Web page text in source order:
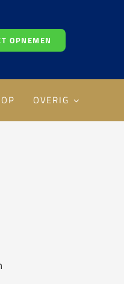
OPNEMEN
OVERIG